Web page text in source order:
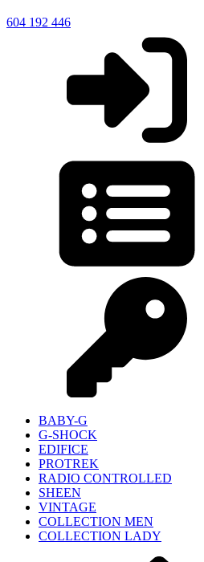
604 192 446
BABY-G
G-SHOCK
EDIFICE
PROTREK
RADIO CONTROLLED
SHEEN
VINTAGE
COLLECTION MEN
COLLECTION LADY